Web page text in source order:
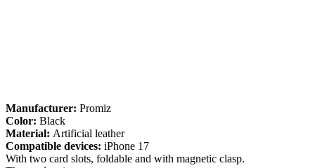
Manufacturer: Promiz
Color: Black
Material: Artificial leather
Compatible devices: iPhone 17
With two card slots, foldable and with magnetic clasp.